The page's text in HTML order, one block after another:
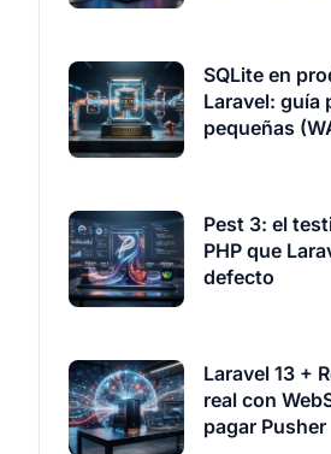
SQLite en
Laravel: guía
pequeñas
Pest 3: el
PHP que
defecto
Laravel 13 +
real con
pagar Pusher